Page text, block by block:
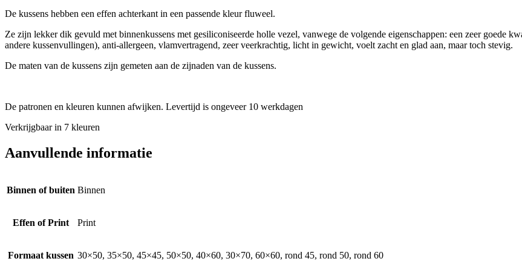
De kussens hebben een effen achterkant in een passende kleur fluweel.
Ze zijn lekker dik gevuld met binnenkussens met gesiliconiseerde holle vezel, vanwege de volgende eigenschappen: een zeer goede
andere kussenvullingen), anti-allergeen, vlamvertragend, zeer veerkrachtig, licht in gewicht, voelt zacht en glad aan, maar toch stevig.
De maten van de kussens zijn gemeten aan de zijnaden van de kussens.
De patronen en kleuren kunnen afwijken. Levertijd is ongeveer 10 werkdagen
Verkrijgbaar in 7 kleuren
Aanvullende informatie
Binnen of buiten Binnen
Effen of Print Print
Formaat kussen 30×50, 35×50, 45×45, 50×50, 40×60, 30×70, 60×60, rond 45, rond 50, rond 60